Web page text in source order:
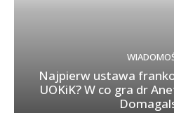
Najpierw ustawa
UOKiK? W co gra dr